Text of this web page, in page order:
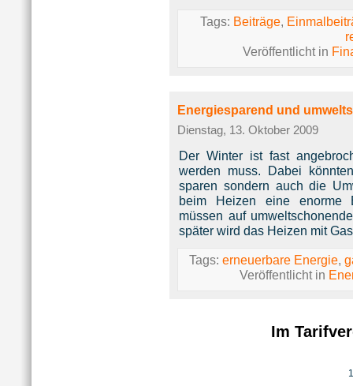
Tags: Beiträge,
Veröffentlicht in
Energiesparend und
Dienstag, 13. Oktober 2009
Der Winter ist fast
werden muss. Dabei
sparen sondern auch die
beim Heizen eine enorme
müssen auf
später wird das Heizen mit
Tags: erneuerbare Energie,
Veröffentlicht in
Im
1